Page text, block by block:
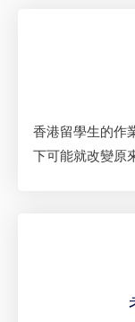
香港留學生的作
下可能就改變原